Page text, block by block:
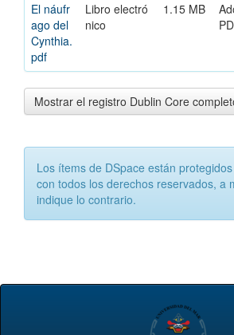
El náufr
ago del
Cynthia.
pdf
Libro electró
nico
1.15 MB
Mostrar el registro Dublin Core
Los ítems de DSpace están
con todos los derechos reservados, a
indique lo contrario.